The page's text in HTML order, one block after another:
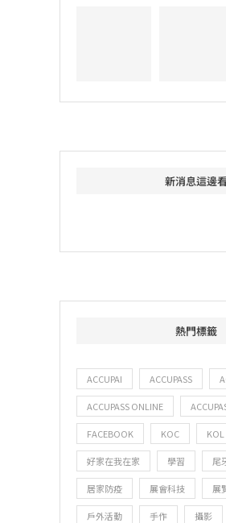
新消息這邊
熱門標籤
ACCUPAI ACCUPASS
ACCUPASS ONLINE
FACEBOOK KOC KOL
好家在我在家 學習 尾
居家防疫 展會科技 展
戶外活動 手作 攝影